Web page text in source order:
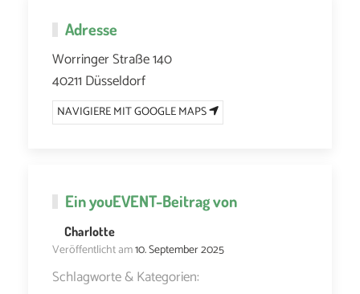
Adresse
Worringer Straße 140
40211 Düsseldorf
NAVIGIERE MIT GOOGLE MAPS
EinyouEVENT-Beitrag von
Charlotte
Veröffentlicht am10. September 2025
Schlagworte & Kategorien: